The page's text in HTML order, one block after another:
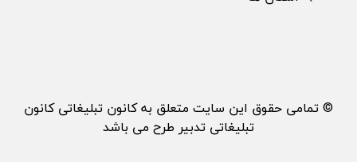
© تمامی حقوق این سایت متعلق به کانون تبلیغاتی کانون
تبلیغاتی تدبیر طرح می باشد